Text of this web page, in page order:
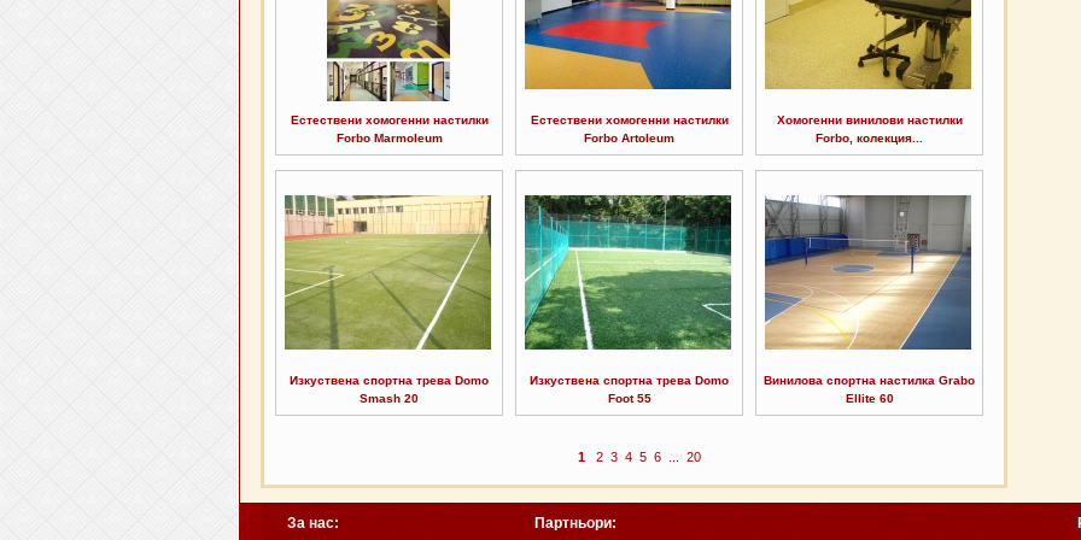
Естествени хомогенни настилки
Forbo Marmoleum
Естествени хомогенни настилки
Forbo Artoleum
Хомогенни винилови настилки
Forbo, колекция...
Изкуствена спортна трева Domo
Smash 20
Изкуствена спортна трева Domo
Foot 55
Винилова спортна настилка Grabo
Ellite 60
1 2 3 4 5 6 20
За нас: Партньори: